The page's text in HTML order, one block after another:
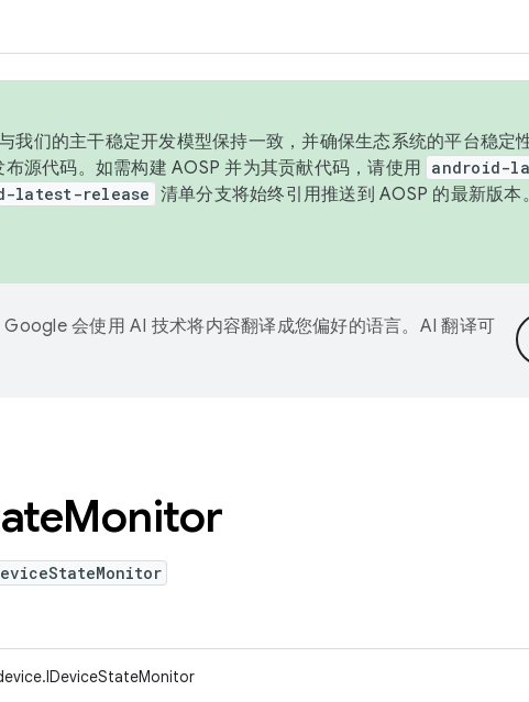
我们的主干稳定开发模型保持一致，并确保生态系统的平台稳定
源代码。如需构建 AOSP 并为其贡献代码，请使用 android-
latest-release 清单分支将始终引用推送到 AOSP 的最新版
Google 会使用 AI 技术将内容翻译成您偏好的语言。AI 翻译可
Monitor